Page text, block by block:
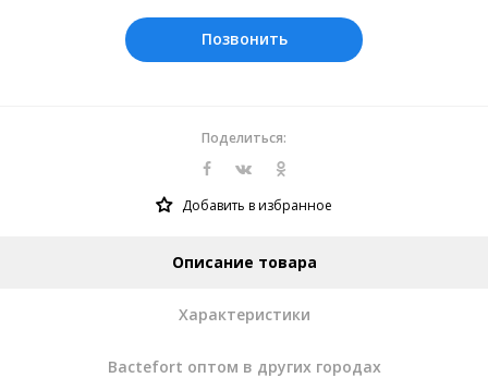
Позвонить
Поделиться:
Добавить в избранное
Описание товара
Характеристики
Bactefort оптом в других городах